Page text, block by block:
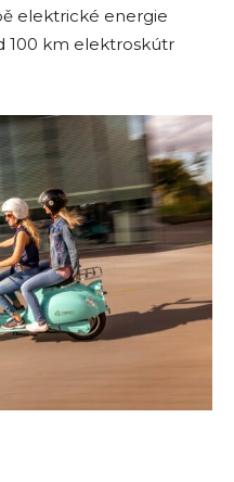
elektrické energie
100 km elektroskútr